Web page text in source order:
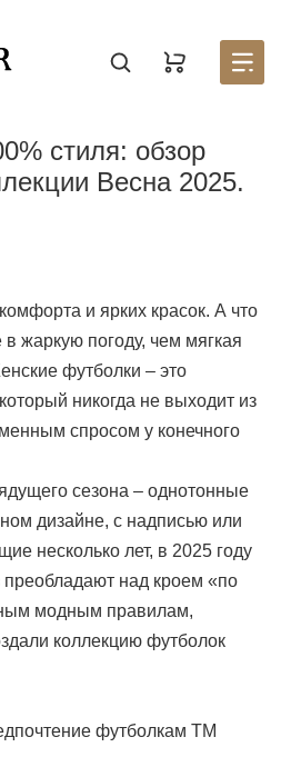
стиля: обзор
Весна 2025.
и ярких красок. А что
жаркую погоду, чем мягкая
футболки – это
никогда не выходит из
спросом у конечного
сезона – однотонные
дизайне, с надписью или
несколько лет, в 2025 году
над кроем «по
модным правилам,
коллекцию футболок
футболкам ТМ
личного кабинета,
на партнерство.
зарегистрируйтесь на
партнером
почту и пароль
ПАРОЛЬ?
— мы отправим на неё код
КОД
его на почту
ПАРОЛЬ
Напишите нам на